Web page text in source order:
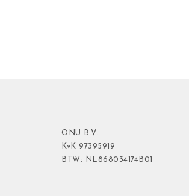
ONU B.V.
KvK 97395919
BTW: NL868034174B01